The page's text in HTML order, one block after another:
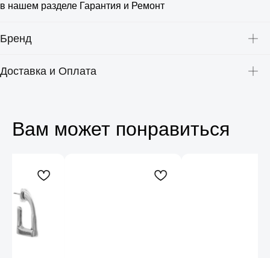
в нашем разделе Гарантия и Ремонт
Бренд
Доставка и Оплата
Вам может понравиться